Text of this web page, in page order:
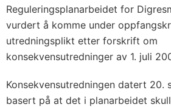
Reguleringsplanarbeidet for
vurdert å komme under
utredningsplikt etter forskrift om
konsekvensutredninger av 1. juli
Konsekvensutredningen datert 20.
basert på at det i planarbeidet